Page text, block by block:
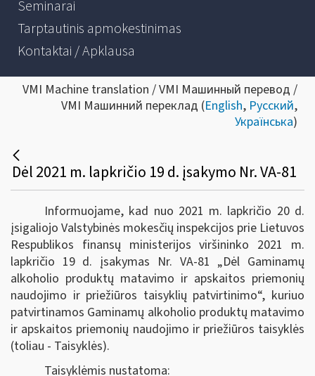
Seminarai
Tarptautinis apmokestinimas
Kontaktai / Apklausa
VMI Machine translation / VMI Машинный перевод /
VMI Машинний переклад (English, Русский,
Українська)
Dėl 2021 m. lapkričio 19 d. įsakymo Nr. VA-81
Informuojame, kad nuo 2021 m. lapkričio 20 d.
įsigaliojo Valstybinės mokesčių inspekcijos prie Lietuvos
Respublikos finansų ministerijos viršininko 2021 m.
lapkričio 19 d. įsakymas Nr. VA-81 „Dėl Gaminamų
alkoholio produktų matavimo ir apskaitos priemonių
naudojimo ir priežiūros taisyklių patvirtinimo“, kuriuo
patvirtinamos Gaminamų alkoholio produktų matavimo
ir apskaitos priemonių naudojimo ir priežiūros taisyklės
(toliau - Taisyklės).
Taisyklėmis nustatoma: